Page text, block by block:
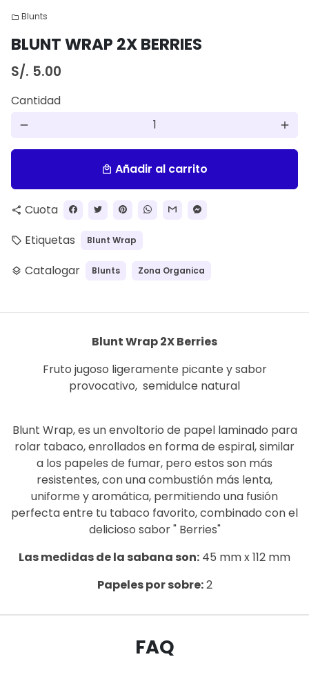
folder Blunts
BLUNT WRAP 2X BERRIES
S/. 5.00
Cantidad
remove add
local_mall Añadir al carrito
share Cuota
local_offer Etiquetas Blunt Wrap
layers Catalogar Blunts Zona Organica
Blunt Wrap 2X Berries
Fruto jugoso ligeramente picante y sabor
provocativo, semidulce natural
Blunt Wrap, es un envoltorio de papel laminado para
rolar tabaco, enrollados en forma de espiral, similar
a los papeles de fumar, pero estos son más
resistentes, con una combustión más lenta,
uniforme y aromática, permitiendo una fusión
perfecta entre tu tabaco favorito, combinado con el
delicioso sabor " Berries"
Las medidas de la sabana son: 45 mm x 112 mm
Papeles por sobre:2
FAQ